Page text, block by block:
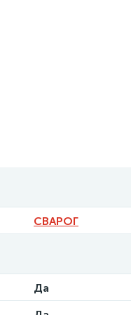
СВАРОГ
Да